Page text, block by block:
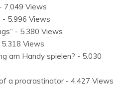
- 7.049 Views
- 5.996 Views
- 5.380 Views
5.318 Views
am Handy spielen? - 5.030
a procrastinator - 4.427 Views